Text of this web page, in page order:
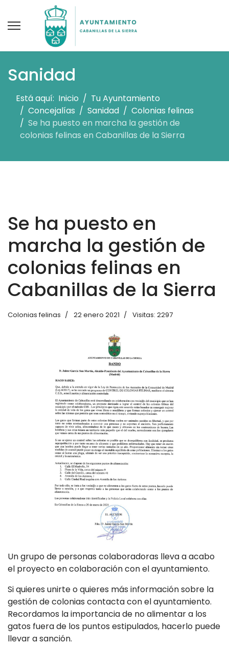
Sanidad
Está aquí: Inicio
Tu Ayuntamiento
Concejalías
Sanidad
Colonias felinas
Se ha puesto en marcha la gestión de
colonias felinas en Cabanillas de la Sierra
Se ha puesto en
marcha la gestión de
colonias felinas en
Cabanillas de la Sierra
Colonias felinas 22 enero 2021 Visitas: 2297
Un grupo de personas colaboradoras lleva a acabo
el proyecto en colaboración con el ayuntamiento.
Si quieres unirte o quieres más información sobre la
gestión de colonias contacta con el ayuntamiento.
Recordamos la importancia de no alimentar a los
gatos fuera de los puntos estipulados, hacerlo puede
llevar a sanción.